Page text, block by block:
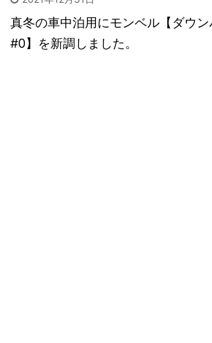
真冬の車中泊用にモンベル【ダウ
#0】を新調しました。